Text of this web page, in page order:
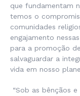
que fundamentam
temos o
comunidades
engajamento
para a promoção
salvaguardar a
vida em nosso
“Sob as bênçãos